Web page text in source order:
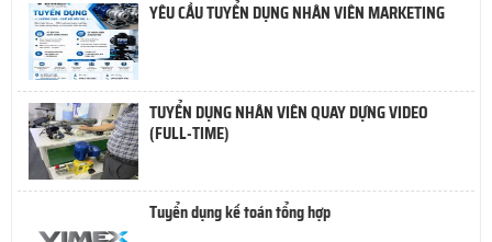
YÊU CẦU TUYỂN DỤNG NHÂN VIÊN MARKETING
TUYỂN DỤNG NHÂN VIÊN QUAY DỰNG VIDEO
(FULL-TIME)
Tuyển dụng kế toán tổng hợp